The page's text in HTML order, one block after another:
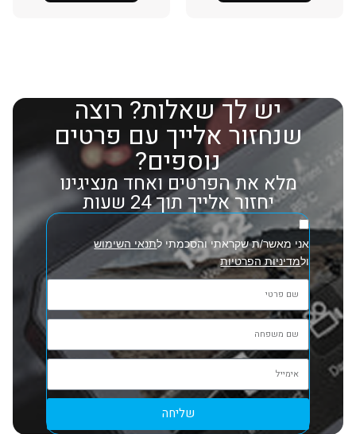
יש לך שאלות? רוצה
שנחזור אלייך עם פרטים
נוספים?
מלא את הפרטים ואחד מנציגינו
יחזור אלייך תוך 24 שעות
אני מאשר/ת שקראתי והסכמתי לתנאי השימוש
ולמדיניות הפרטיות
שליחה